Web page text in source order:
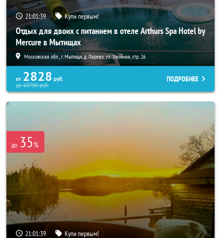
21:01:38 Купи первым!
Отдых для двоих с питанием в отеле Arthurs Spa Hotel by
Mercure в Мытищах
Московская обл., г. Мытищи, д. Ларево, ул. Хвойная, стр. 26
от 2828 руб.
до65700руб.
ПОДРОБНЕЕ
до 35%
21:01:38 Купи первым!